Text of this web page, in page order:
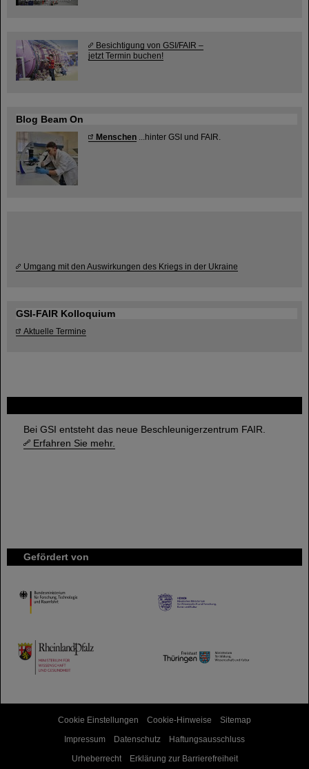
Bei GSI entsteht das neue Beschleunigerzentrum FAIR.
Erfahren Sie mehr.
Gefördert von
HMWK
TMWWDG
Besichtigung von GSI/FAIR –
jetzt Termin buchen!
Blog Beam On
Menschen ...hinter GSI und FAIR.
Umgang mit den Auswirkungen des Kriegs in der Ukraine
GSI-FAIR Kolloquium
Aktuelle Termine
Cookie Einstellungen Cookie-Hinweise
Sitemap
Impressum
Datenschutz
Haftungsausschluss
Urheberrecht
Erklärung zur Barrierefreiheit